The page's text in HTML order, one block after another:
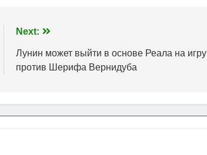
Next:
Лунин может выйти в основе Реала на игру
против Шерифа Вернидуба